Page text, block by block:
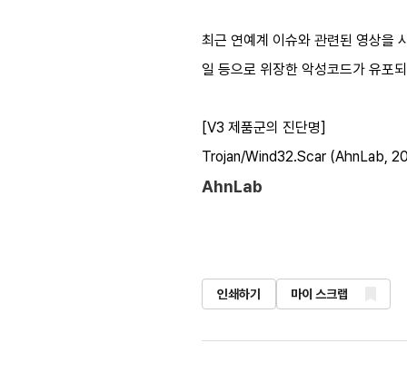
최근 연예계 이슈와 관련된 영상을
일 등으로 위장한 악성코드가 유포
[V3 제품군의 진단명]
Trojan/Wind32.Scar (AhnLab,
AhnLab
인쇄하기 마이 스크랩